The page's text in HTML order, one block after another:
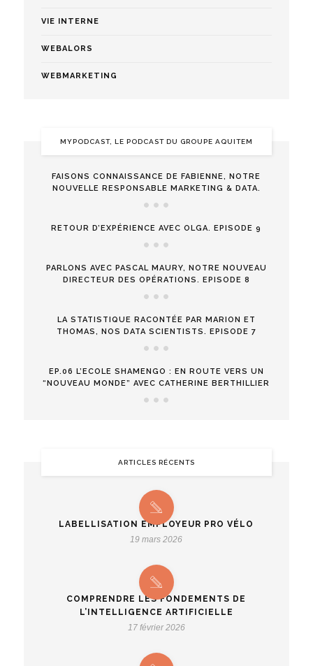
VIE INTERNE
WEBALORS
WEBMARKETING
MYPODCAST, LE PODCAST DU GROUPE AQUITEM
FAISONS CONNAISSANCE DE FABIENNE, NOTRE
NOUVELLE RESPONSABLE MARKETING & DATA.
RETOUR D’EXPÉRIENCE AVEC OLGA. EPISODE 9
PARLONS AVEC PASCAL MAURY, NOTRE NOUVEAU
DIRECTEUR DES OPÉRATIONS. EPISODE 8
LA STATISTIQUE RACONTÉE PAR MARION ET
THOMAS, NOS DATA SCIENTISTS. EPISODE 7
EP.06 L’ECOLE SHAMENGO : EN ROUTE VERS UN
“NOUVEAU MONDE” AVEC CATHERINE BERTHILLIER
ARTICLES RÉCENTS
LABELLISATION EMPLOYEUR PRO VÉLO
19 mars 2026
COMPRENDRE LES FONDEMENTS DE
L’INTELLIGENCE ARTIFICIELLE
17 février 2026